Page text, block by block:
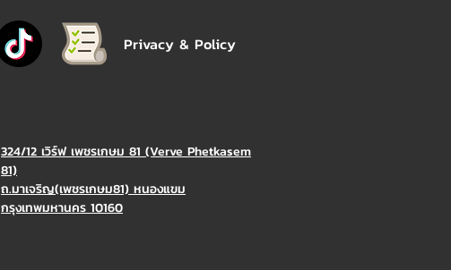
Privacy & Policy
324/12 เวิร์ฟ เพชรเกษม 81 (Verve Phetkasem
81)
ถ.มาเจริญ(เพชรเกษม81) หนองแขม
กรุงเทพมหานคร 10160